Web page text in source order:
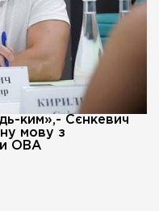
ким»,- Сєнкевич
мову з
ОВА